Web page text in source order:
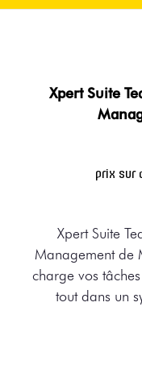
Xpert Suite
prix sur
Xpert Suite
Management de
charge vos
tout dans un